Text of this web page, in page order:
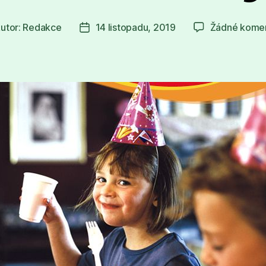
Redakce
Datum
14 listopadu, 2019 Žádné